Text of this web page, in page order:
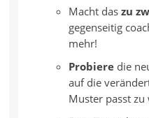
Macht daszu
gegenseitig
mehr!
Probiere die
auf die
Muster passt zu